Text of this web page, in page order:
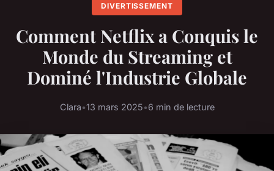
DIVERTISSEMENT
Comment Netflix a Conquis le
Monde du Streaming et
Dominé l'Industrie Globale
Clara•13 mars 2025•6 min de lecture